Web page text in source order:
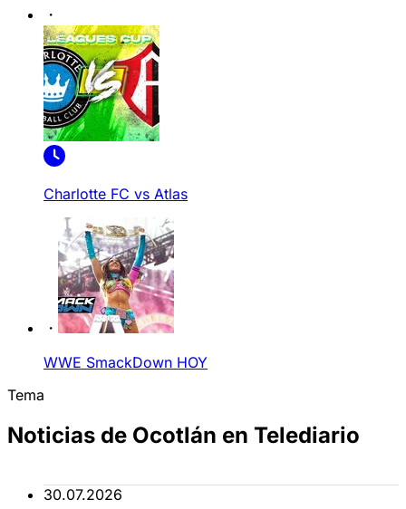
Charlotte FC vs Atlas
WWE SmackDown HOY
Tema
Noticias de Ocotlán en Telediario
30.07.2026